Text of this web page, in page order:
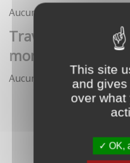
This site
and
over what
OK,
Aucune démarche pour le
Travaux et
monument
Aucune démarche pour le